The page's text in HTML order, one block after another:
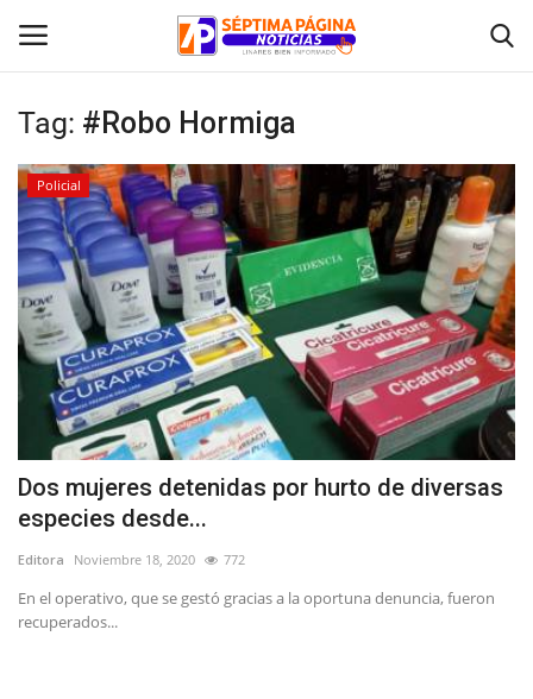
Inicio
Crónica
Policial
Tribunales
Deporte
Política
Espectáculos
Tag: #Robo Hormiga
Policial
Dos mujeres detenidas por hurto de diversas
especies desde...
Editora Noviembre 18, 2020 772
En el operativo, que se gestó gracias a la oportuna denuncia, fueron
recuperados...